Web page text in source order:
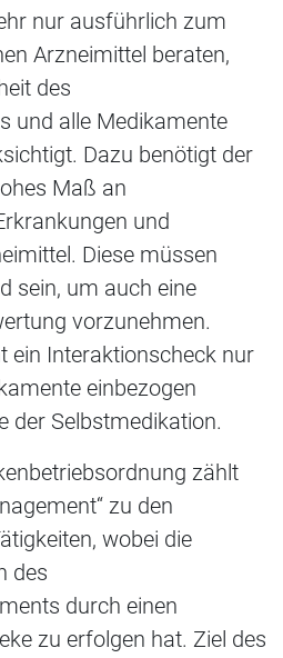
nur ausführlich zum
Arzneimittel beraten,
des
und alle Medikamente
Dazu benötigt der
Maß an
und
Diese müssen
sein, um auch eine
vorzunehmen.
ein Interaktionscheck nur
einbezogen
der Selbstmedikation.
zählt
zu den
wobei die
des
durch einen
zu erfolgen hat. Ziel des